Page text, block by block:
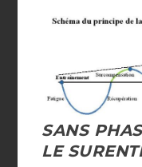
SANS
LE